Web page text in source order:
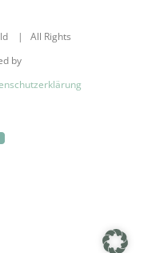
| All Rights
by
YouTube